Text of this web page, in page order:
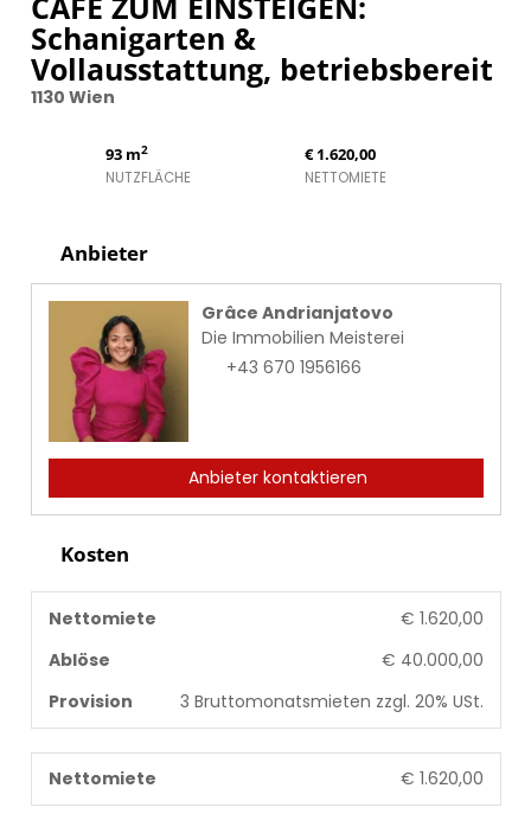
Schanigarten &
Vollausstattung, betriebsbereit
1130 Wien
93 m2
NUTZFLÄCHE
€ 1.620,00
NETTOMIETE
Anbieter
Grâce Andrianjatovo
Die Immobilien Meisterei
+43 670 1956166
Anbieter kontaktieren
Kosten
Nettomiete
€ 1.620,00
Ablöse
€ 40.000,00
Provision
3 Bruttomonatsmieten zzgl. 20% USt.
Nettomiete € 1.620,00